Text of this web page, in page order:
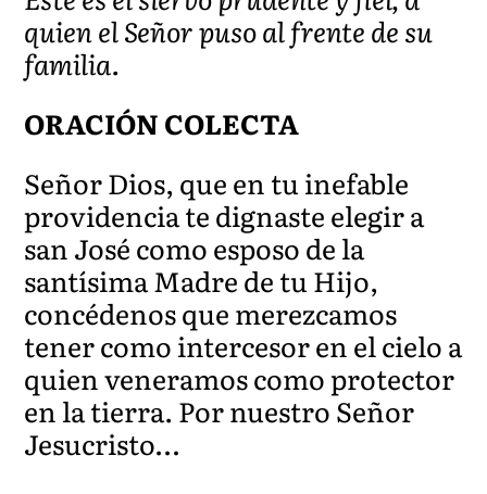
quien el Señor puso al frente de su
familia.
ORACIÓN COLECTA
Señor Dios, que en tu inefable
providencia te dignaste elegir a
san José como esposo de la
santísima Madre de tu Hijo,
concédenos que merezcamos
tener como intercesor en el cielo a
quien veneramos como protector
en la tierra. Por nuestro Señor
Jesucristo…